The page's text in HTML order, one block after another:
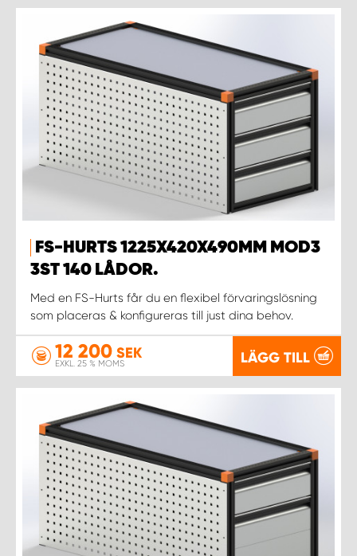
FS-HURTS 1225X420X490MM MOD3
3ST 140 LÅDOR.
Med en FS-Hurts får du en flexibel förvaringslösning
som placeras & konfigureras till just dina behov.
12 200 SEK
EXKL. 25 % MOMS LÄGG TILL